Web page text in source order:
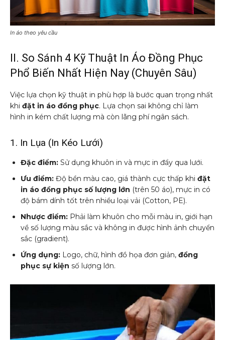
In áo theo yêu cầu
II. So Sánh 4 Kỹ Thuật In Áo Đồng Phục
Phổ Biến Nhất Hiện Nay (Chuyên Sâu)
Việc lựa chọn kỹ thuật in phù hợp là bước quan trọng nhất
khi đặt in áo đồng phục. Lựa chọn sai không chỉ làm
hình in kém chất lượng mà còn lãng phí ngân sách.
1. In Lụa (In Kéo Lưới)
Đặc điểm: Sử dụng khuôn in và mực in đẩy qua lưới.
Ưu điểm: Độ bền màu cao, giá thành cực thấp khi đặt
in áo đồng phục số lượng lớn (trên 50 áo), mực in có
độ bám dính tốt trên nhiều loại vải (Cotton, PE).
Nhược điểm: Phải làm khuôn cho mỗi màu in, giới hạn
về số lượng màu sắc và không in được hình ảnh chuyển
sắc (gradient).
Ứng dụng: Logo, chữ, hình đồ họa đơn giản, đồng
phục sự kiện số lượng lớn.